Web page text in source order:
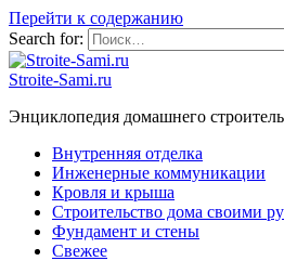
Перейти к содержанию
Search for:
Stroite-Sami.ru
Энциклопедия домашнего
Внутренняя отделка
Инженерные коммуникации
Кровля и крыша
Строительство дома своими
Фундамент и стены
Свежее